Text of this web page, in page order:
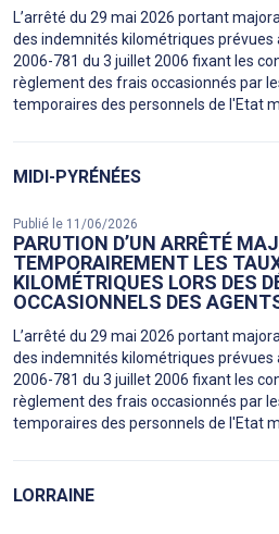
L’arrêté du 29 mai 2026 portant
des indemnités kilométriques prévues
2006-781 du 3 juillet 2006 fixant les
règlement des frais occasionnés par
temporaires des personnels de l'Etat
MIDI-PYRÉNÉES
Publié le 11/06/2026
PARUTION D’UN ARRÊTÉ
TEMPORAIREMENT LES
KILOMÉTRIQUES LORS DES
OCCASIONNELS DES
L’arrêté du 29 mai 2026 portant
des indemnités kilométriques prévues
2006-781 du 3 juillet 2006 fixant les
règlement des frais occasionnés par
temporaires des personnels de l'Etat
LORRAINE